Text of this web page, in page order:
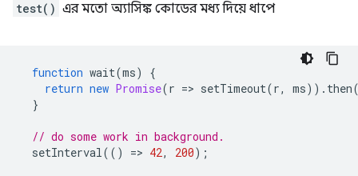
test() এর মতো অ্যাসিঙ্ক কোডের মধ্য দিয়ে ধাপে
function wait(ms)
{
return new Promise(r => setTimeout(r, ms)). then
}
// do some work in background.
setInterval(() => 42, 200);